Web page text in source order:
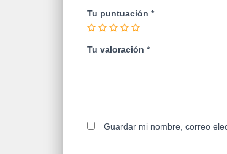
Tu puntuación *
Tu valoración *
Guardar mi nombre, correo